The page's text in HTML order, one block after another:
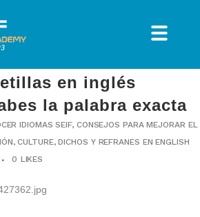
en inglés
la palabra exacta
IDIOMAS SEIF, CONSEJOS PARA MEJORAR EL
,CULTURE,DICHOS Y REFRANES EN ENGLISH
0 LIKES